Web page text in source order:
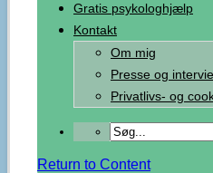
Gratis psykologhjælp
Kontakt
Om mig
Presse og
Privatlivs- og
Return to Content